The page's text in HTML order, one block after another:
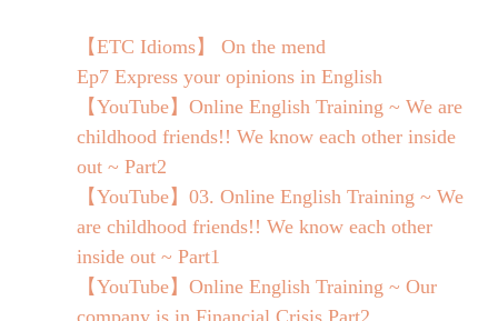
【ETC Idioms】 On the mend
Ep7 Express your opinions in English
【YouTube】Online English Training ~ We are
childhood friends!! We know each other inside
out ~ Part2
【YouTube】03. Online English Training ~ We
are childhood friends!! We know each other
inside out ~ Part1
【YouTube】Online English Training ~ Our
company is in Financial Crisis Part2